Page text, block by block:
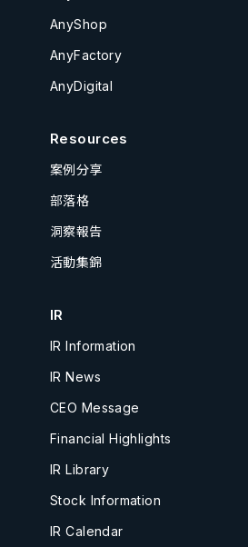
AnyShop
AnyFactory
AnyDigital
Resources
案例分享
部落格
洞察報告
活動集錦
IR
IR Information
IR News
CEO Message
Financial Highlights
IR Library
Stock Information
IR Calendar